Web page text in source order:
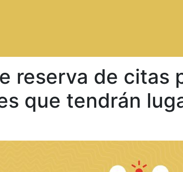
reserva de citas
que tendrán